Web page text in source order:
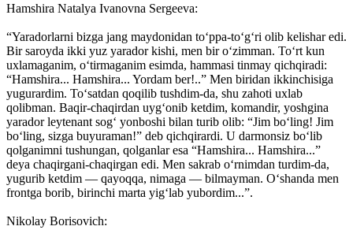
Hamshira Natalya Ivanovna Sergeeva:
“Yaradorlarni bizga jang maydonidan to‘ppa-to‘g‘ri olib kelishar edi.
Bir saroyda ikki yuz yarador kishi, men bir o‘zimman. To‘rt kun
uxlamaganim, o‘tirmaganim esimda, hammasi tinmay qichqiradi:
“Hamshira... Hamshira... Yordam ber!..” Men biridan ikkinchisiga
yugurardim. To‘satdan qoqilib tushdim-da, shu zahoti uxlab
qolibman. Baqir-chaqirdan uyg‘onib ketdim, komandir, yoshgina
yarador leytenant sog‘ yonboshi bilan turib olib: “Jim bo‘ling! Jim
bo‘ling, sizga buyuraman!” deb qichqirardi. U darmonsiz bo‘lib
qolganimni tushungan, qolganlar esa “Hamshira... Hamshira...”
deya chaqirgani-chaqirgan edi. Men sakrab o‘rnimdan turdim-da,
yugurib ketdim — qayoqqa, nimaga — bilmayman. O‘shanda men
frontga borib, birinchi marta yig‘lab yubordim...”.
Nikolay Borisovich: